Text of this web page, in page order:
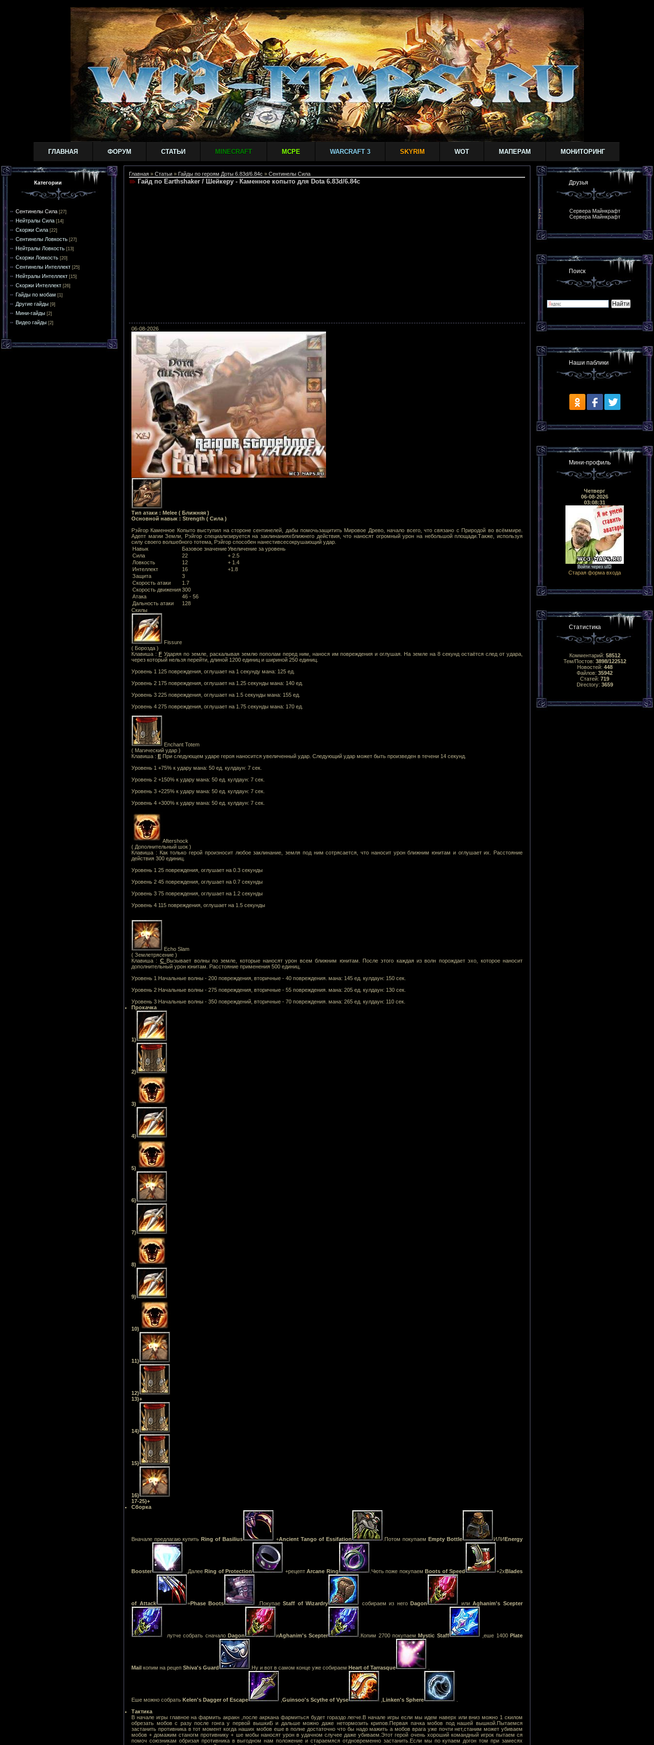
ГЛАВНАЯ ФОРУМ СТАТЬИ MINECRAFT MCPE WARCRAFT 3 SKYRIM WOT МАПЕРАМ МОНИТОРИНГ
Категории
Сентинелы Сила [27]
Нейтралы Сила [14]
Скоржи Сила [22]
Сентинелы Ловкость [27]
Нейтралы Ловкость [13]
Скоржи Ловкость [20]
Сентинелы Интеллект [25]
Нейтралы Интеллект [15]
Скоржи Интеллект [26]
Гайды по мобам [1]
Другие гайды [9]
Мини-гайды [2]
Видео гайды [2]
Главная » Статьи » Гайды по героям Доты 6.83d/6.84c » Сентинелы Сила
Гайд по Earthshaker / Шейкеру - Каменное копыто для Dota 6.83d/6.84c
06-08-2026
Тип атаки : Melee ( Ближняя )
Основной навык : Strength ( Сила )
Рэйгор Каменное Копыто выступил на стороне сентинелей, дабы помочьзащитить Мировое Древо, начало всего, что связано с Природой во всёммире.
Адепт магии Земли, Рэйгор специализируется на заклинанияхближнего действия, что наносят огромный урон на небольшой площади.Также, используя
силу своего волшебного тотема, Рэйгор способен нанестивсесокрушающий удар.
Навык
Базовое значениеУвеличение за уровень
Сила
22
+ 2.5
Ловкость
12
+ 1.4
Интеллект
16
+1.8
Защита
3
Скорость атаки
1.7
Скорость движения300
Атака
46 - 56
Дальность атаки
128
Скилы
Fissure
( Борозда )
Клавиша : FУдаряя по земле, раскалывая землю пополам перед ним, нанося им повреждения и оглушая. На земле на 8 секунд остаётся след от удара,
через который нельзя перейти, длиной 1200 единиц и шириной 250 единиц.
Уровень 1 125 повреждения, оглушает на 1 секунду мана: 125 ед.
Уровень 2 175 повреждения, оглушает на 1.25 секунды мана: 140 ед.
Уровень 3 225 повреждения, оглушает на 1.5 секунды мана: 155 ед.
Уровень 4 275 повреждения, оглушает на 1.75 секунды мана: 170 ед.
Enchant Totem
( Магический удар )
Клавиша : E При следующем ударе героя наносится увеличенный удар. Следующий удар может быть произведен в течени 14 секунд.
Уровень 1 +75% к удару мана: 50 ед. кулдаун: 7 сек.
Уровень 2 +150% к удару мана: 50 ед. кулдаун: 7 сек.
Уровень 3 +225% к удару мана: 50 ед. кулдаун: 7 сек.
Уровень 4 +300% к удару мана: 50 ед. кулдаун: 7 сек.
Aftershock
( Дополнительный шок )
Клавиша : Как только герой произносит любое заклинание, земля под ним сотрясается, что наносит урон ближним юнитам и оглушает их. Расстояние
действия 300 единиц.
Уровень 1 25 повреждения, оглушает на 0.3 секунды
Уровень 2 45 повреждения, оглушает на 0.7 секунды
Уровень 3 75 повреждения, оглушает на 1.2 секунды
Уровень 4 115 повреждения, оглушает на 1.5 секунды
Echo Slam
( Землетрясение )
Клавиша : C Вызывает волны по земле, которые наносят урон всем ближним юнитам. После этого каждая из волн порождает эхо, которое наносит
дополнительный урон юнитам. Расстояние применения 500 единиц.
Уровень 1 Начальные волны - 200 повреждения, вторичные - 40 повреждения. мана: 145 ед. кулдаун: 150 сек.
Уровень 2 Начальные волны - 275 повреждения, вторичные - 55 повреждения. мана: 205 ед. кулдаун: 130 сек.
Уровень 3 Начальные волны - 350 повреждений, вторичные - 70 повреждения. мана: 265 ед. кулдаун: 110 сек.
Прокачка
1)
2)
3)
4)
5)
6)
7)
8)
9)
10)
11)
12)
13)+
14)
15)
16)
17-25)+
Сборка
Вначале предлагаю купить Ring of Basilius +Ancient Tango of Essifation .Потом покупаем Empty Bottle ИЛИEnergy
Booster .ДалееRing of Protection +рецептArcane Ring .Чють поже покупаемBoots of Speed +2хBlades
of Attack =Phase Boots .ПокупаеStaff of Wizardry собираем из негоDagon илиAghanim's Scepter
лутче собрать сначало Dagon иAghanim's Scepter .Копим 2700 покупаемMystic Staff ,еше 1400Plate
Mail копим на рецеп Shiva's Guard .Ну и вот в самом конце уже собираем Heart of Tarrasque
Еше можно собрать Kelen's Dagger of Escape Guinsoo's Scythe of Vyse Linken's Sphere
Тактика
В начале игры главное на фармить акракн ,после акркана фармиться будет гораздо легче.В начале игры если мы идем наверх или вниз можно 1 скилом
обрезать мобов с разу после гонга у первой вышкиБ и дальше можно даже нетормозить крипов.Первая пачка мобов под нашей вышкой.Пытаемся
застанить противника в тот момент когда наших мобов еше в полне достаточно что бы надо мажить а мобов врага уже почти нет,станим может убиваем
мобов + домажим станогм противнику + ше мобы наносят урон в удачном случее даже убиваем.Этот герой очень хороший командный игрок пытаем ся
помоч союзникам обризая противника в выгодном нам положение и стараемяся отдновременно застанить.Если мы по купаем догон том при замесях
Друзья
Сервера Майнкрафт
Сервера Майнкрафт
Поиск
Наши паблики
Мини-профиль
Четверг
06-08-2026
03:08:31
Войти через uID
Старая форма входа
Статистика
Комментарий: 58512
Тем/Постов: 3898/122512
Новостей: 448
Файлов: 35942
Статей: 719
Directory: 3659